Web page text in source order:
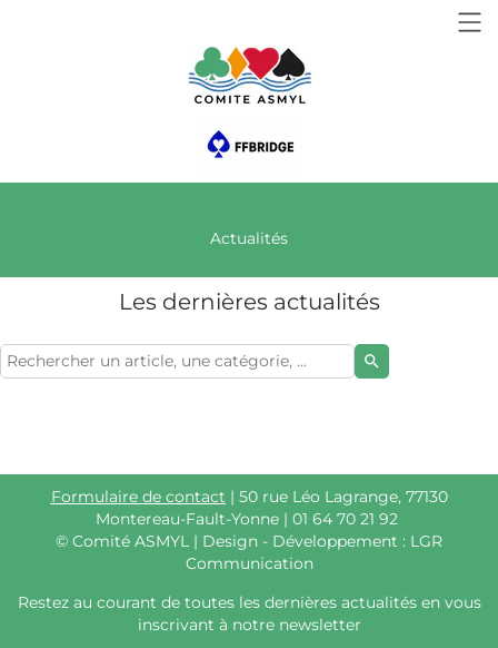
Actualités
Les dernières actualités
search
Formulaire de contact | 50 rue Léo Lagrange, 77130
Montereau-Fault-Yonne | 01 64 70 21 92
© Comité ASMYL | Design - Développement : LGR
Communication
Restez au courant de toutes les dernières actualités en vous
inscrivant à notre newsletter